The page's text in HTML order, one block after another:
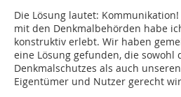
Die Lösung lautet:
mit den Denkmalbehörden habe
konstruktiv erlebt. Wir haben
eine Lösung gefunden, die sowohl
Denkmalschutzes als auch
Eigentümer und Nutzer gerecht